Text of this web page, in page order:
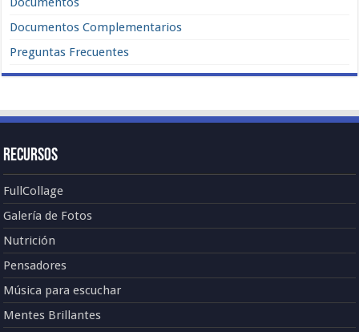
Documentos Complementarios
Preguntas Frecuentes
Recursos
FullCollage
Galería de Fotos
Nutrición
Pensadores
Música para escuchar
Mentes Brillantes